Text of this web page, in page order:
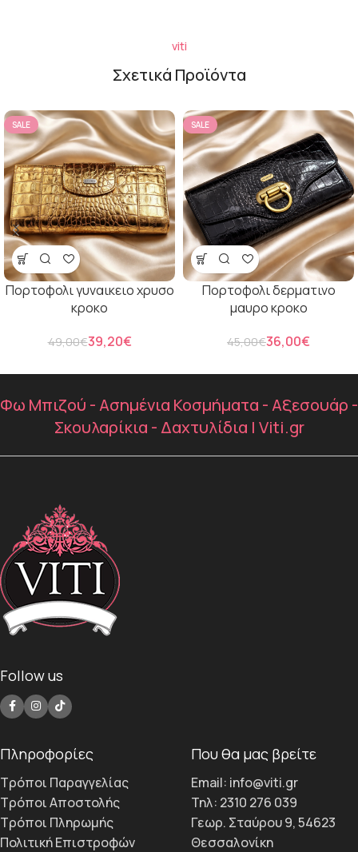
viti
Σχετικά Προϊόντα
SALE
Πορτοφολι γυναικειο χρυσο
κροκο
49,00€39,20€
SALE
Πορτοφολι δερματινο
μαυρο κροκο
45,00€36,00€
Φω Μπιζού - Ασημένια Κοσμήματα - Αξεσουάρ -
Σκουλαρίκια - Δαχτυλίδια | Viti.gr
Follow us
Πληροφορίες
Τρόποι Παραγγελίας
Τρόποι Αποστολής
Τρόποι Πληρωμής
Πολιτική Επιστροφών
Που θα μας βρείτε
Email: info@viti.gr
Τηλ: 2310 276 039
Γεωρ. Σταύρου 9, 54623
Θεσσαλονίκη